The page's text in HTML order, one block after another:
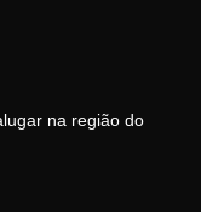
na região do